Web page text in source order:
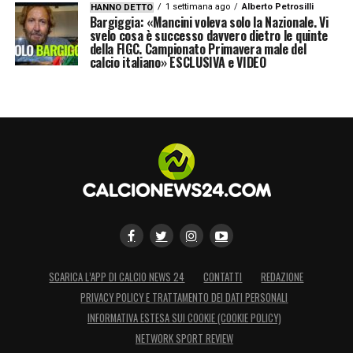
con l’Atalantache afferma che l’allenatore
non avrebbe fermato il test (negativo) e che
avrebbe inveito solo contro l’ispettore e non
LA PLAYLIST DELLE NOSTRE TOP NEWS
HANNO DETTO 1 settimana ago Alberto Petrosilli
Bargiggia: «Mancini voleva solo la Nazionale. Vi
svelo cosa è successo davvero dietro le quinte
della FIGC. Campionato Primavera male del
calcio italiano» ESCLUSIVA e VIDEO
SCARICA L’APP DI CALCIO NEWS 24 CONTATTI
REDAZIONE
PRIVACY POLICY E TRATTAMENTO DEI DATI PERSONALI
INFORMATIVA ESTESA SUI COOKIE (COOKIE POLICY)
NETWORK SPORT REVIEW